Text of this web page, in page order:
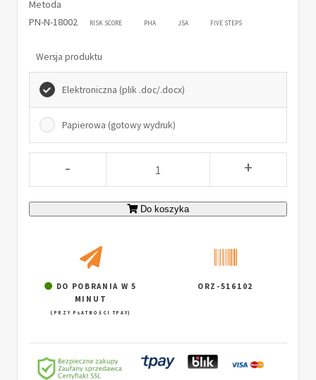
Metoda
PN-N-18002
RISK SCORE PHA JSA FIVE STEPS
Wersja produktu
Elektroniczna (plik .doc/.docx)
Papierowa (gotowy wydruk)
- +
Do koszyka
DO POBRANIA W 5
MINUT
(PRZY PŁATNOŚCI TPAY)
ORZ-516102